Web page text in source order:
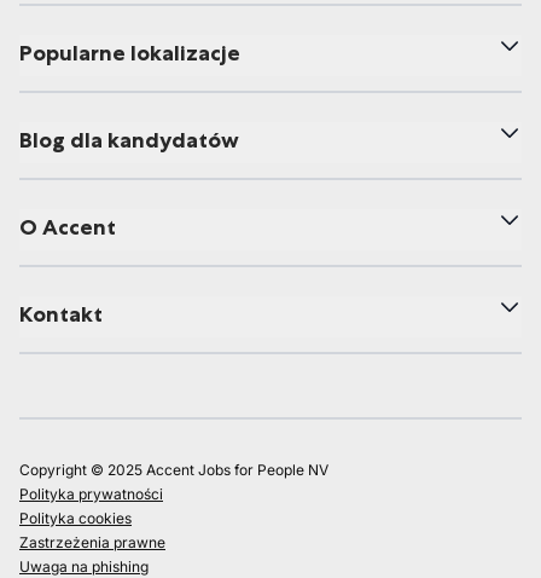
Popularne lokalizacje
Blog dla kandydatów
O Accent
Kontakt
Copyright © 2025 Accent Jobs for People NV
Polityka prywatności
Polityka cookies
Zastrzeżenia prawne
Uwaga na phishing